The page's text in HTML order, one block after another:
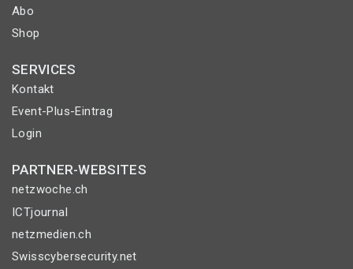
Abo
Shop
SERVICES
Kontakt
Event-Plus-Eintrag
Login
PARTNER-WEBSITES
netzwoche.ch
ICTjournal
netzmedien.ch
Swisscybersecurity.net